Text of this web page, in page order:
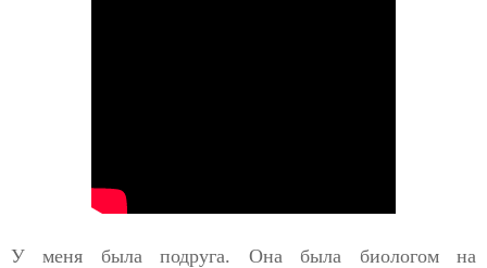
У меня была подруга. Она была биологом на